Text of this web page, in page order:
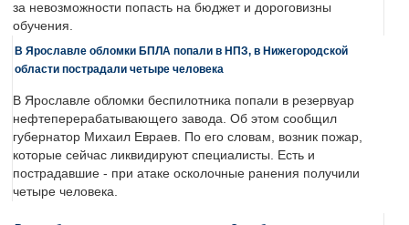
за невозможности попасть на бюджет и дороговизны
обучения.
В Ярославле обломки БПЛА попали в НПЗ, в Нижегородской
области пострадали четыре человека
В Ярославле обломки беспилотника попали в резервуар
нефтеперерабатывающего завода. Об этом сообщил
губернатор Михаил Евраев. По его словам, возник пожар,
которые сейчас ликвидируют специалисты. Есть и
пострадавшие - при атаке осколочные ранения получили
четыре человека.